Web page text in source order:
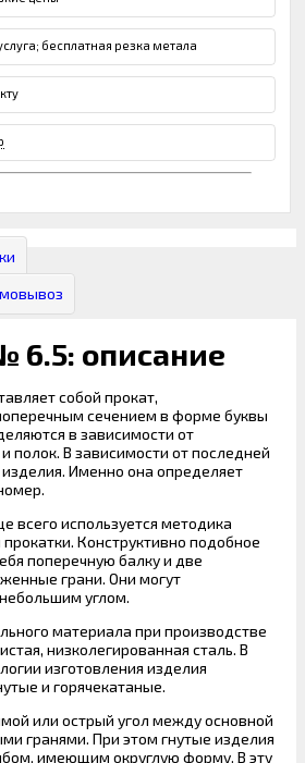
бесплатная резка метала
6.5: описание
собой прокат,
сечением в форме буквы
в зависимости от
полок. В зависимости от последней
Именно она определяет
всего используется методика
Конструктивно подобное
поперечную балку и две
грани. Они могут
углом.
материала при производстве
низколегированная сталь. В
изготовления изделия
и горячекатаные.
или острый угол между основной
гранями. При этом гнутые изделия
имеющим округлую форму. В эту